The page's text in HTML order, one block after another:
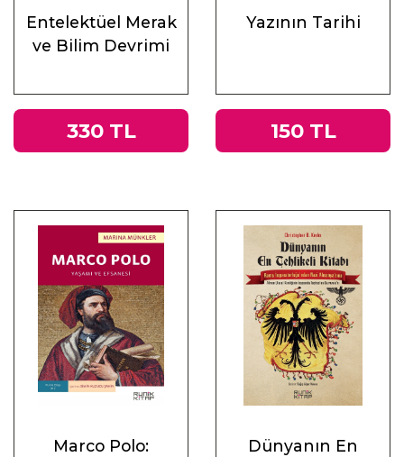
Entelektüel Merak
ve Bilim Devrimi
330 TL
Yazının Tarihi
150 TL
Marco Polo:
Dünyanın En